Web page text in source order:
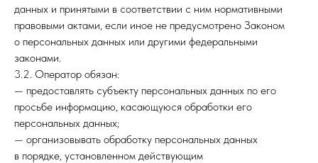
данных и принятыми в соответствии с ним нормативными
правовыми актами, если иное не предусмотрено Законом
о персональных данных или другими федеральными
законами.
3.2. Оператор обязан:
— предоставлять субъекту персональных данных по его
просьбе информацию, касающуюся обработки его
персональных данных;
— организовывать обработку персональных данных
в порядке, установленном действующим